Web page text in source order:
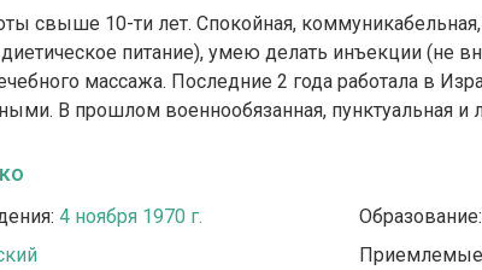
свыше 10-ти лет. Спокойная,
питание), умею делать инъекции (не
массажа. Последние 2 года работала в
В прошлом военнообязанная, пунктуальная и
4 ноября 1970 г. Образование:
Приемлемые